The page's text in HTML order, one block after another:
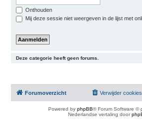
Onthouden
Mij deze sessie niet weergeven in de lijst met
Deze categorie heeft geen forums.
Forumoverzicht Verwijder cookies
Powered by phpBB® Forum Software ©
Nederlandse vertaling door